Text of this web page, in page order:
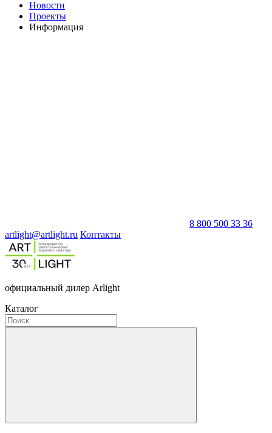
Новости
Проекты
Информация
8 800 500 33 36
artlight@artlight.ru Контакты
официальный дилер Arlight
Каталог